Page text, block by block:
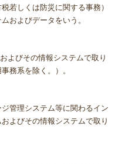
若しくは防災に関する事務）
およびデータをいう。
よびその情報システムで取り
務系を除く。）。
管理システム等に関わるイン
よびその情報システムで取り